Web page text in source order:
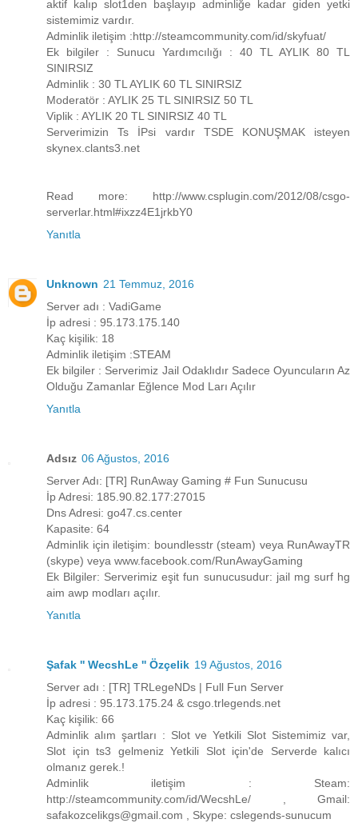
aktif kalıp slot1den başlayıp adminliğe kadar giden yetki
sistemimiz vardır.
Adminlik iletişim :http://steamcommunity.com/id/skyfuat/
Ek bilgiler : Sunucu Yardımcılığı : 40 TL AYLIK 80 TL
SINIRSIZ
Adminlik : 30 TL AYLIK 60 TL SINIRSIZ
Moderatör : AYLIK 25 TL SINIRSIZ 50 TL
Viplik : AYLIK 20 TL SINIRSIZ 40 TL
Serverimizin Ts İPsi vardır TSDE KONUŞMAK isteyen
skynex.clants3.net
Read more: http://www.csplugin.com/2012/08/csgo-
serverlar.html#ixzz4E1jrkbY0
Yanıtla
Unknown 21 Temmuz, 2016
Server adı : VadiGame
İp adresi : 95.173.175.140
Kaç kişilik: 18
Adminlik iletişim :STEAM
Ek bilgiler : Serverimiz Jail Odaklıdır Sadece Oyuncuların Az
Olduğu Zamanlar Eğlence Mod Ları Açılır
Yanıtla
Adsız 06 Ağustos, 2016
Server Adı: [TR] RunAway Gaming # Fun Sunucusu
İp Adresi: 185.90.82.177:27015
Dns Adresi: go47.cs.center
Kapasite: 64
Adminlik için iletişim: boundlesstr (steam) veya RunAwayTR
(skype) veya www.facebook.com/RunAwayGaming
Ek Bilgiler: Serverimiz eşit fun sunucusudur: jail mg surf hg
aim awp modları açılır.
Yanıtla
Şafak '' WecshLe '' Özçelik 19 Ağustos, 2016
Server adı : [TR] TRLegeNDs | Full Fun Server
İp adresi : 95.173.175.24 & csgo.trlegends.net
Kaç kişilik: 66
Adminlik alım şartları : Slot ve Yetkili Slot Sistemimiz var,
Slot için ts3 gelmeniz Yetkili Slot için'de Serverde kalıcı
olmanız gerek.!
Adminlik iletişim : Steam:
http://steamcommunity.com/id/WecshLe/ , Gmail:
safakozcelikgs@gmail.com , Skype: cslegends-sunucum